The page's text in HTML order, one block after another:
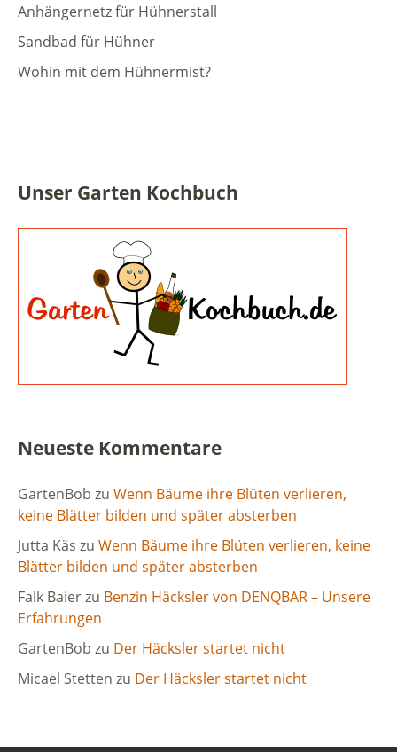
Anhängernetz für Hühnerstall
Sandbad für Hühner
Wohin mit dem Hühnermist?
Unser Garten Kochbuch
Neueste Kommentare
GartenBob zu Wenn Bäume ihre Blüten verlieren,
keine Blätter bilden und später absterben
Jutta Käs zu Wenn Bäume ihre Blüten verlieren, keine
Blätter bilden und später absterben
Falk Baierzu Benzin Häcksler von DENQBAR – Unsere
Erfahrungen
GartenBob zu Der Häcksler startet nicht
Micael Stetten zu Der Häcksler startet nicht